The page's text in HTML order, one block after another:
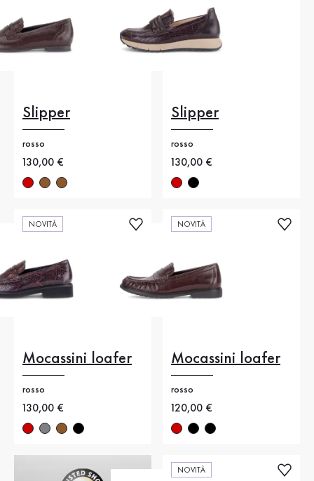
Slipper
rosso
Nuovo prezzo
130,00 €
Slipper
rosso
Nuovo prezzo
130,00 €
NOVITÀ
Mocassini loafer
rosso
Nuovo prezzo
130,00 €
NOVITÀ
Mocassini loafer
rosso
Nuovo prezzo
120,00 €
NOVITÀ